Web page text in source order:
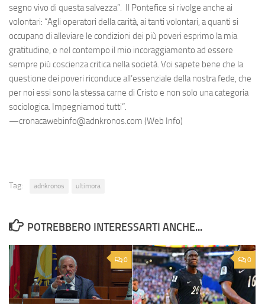
segno vivo di questa salvezza”. Il Pontefice si rivolge anche ai
volontari: “Agli operatori della carità, ai tanti volontari, a quanti si
occupano di alleviare le condizioni dei più poveri esprimo la mia
gratitudine, e nel contempo il mio incoraggiamento ad essere
sempre più coscienza critica nella società. Voi sapete bene che la
questione dei poveri riconduce all’essenziale della nostra fede, che
per noi essi sono la stessa carne di Cristo e non solo una categoria
sociologica. Impegniamoci tutti”.
—cronacawebinfo@adnkronos.com (Web Info)
Tag: adnkronos ultimora
POTREBBERO INTERESSARTI ANCHE...
0 0